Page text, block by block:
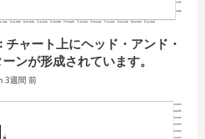
チャート上にヘッド・アンド・
ンが形成されています。
3週間 前